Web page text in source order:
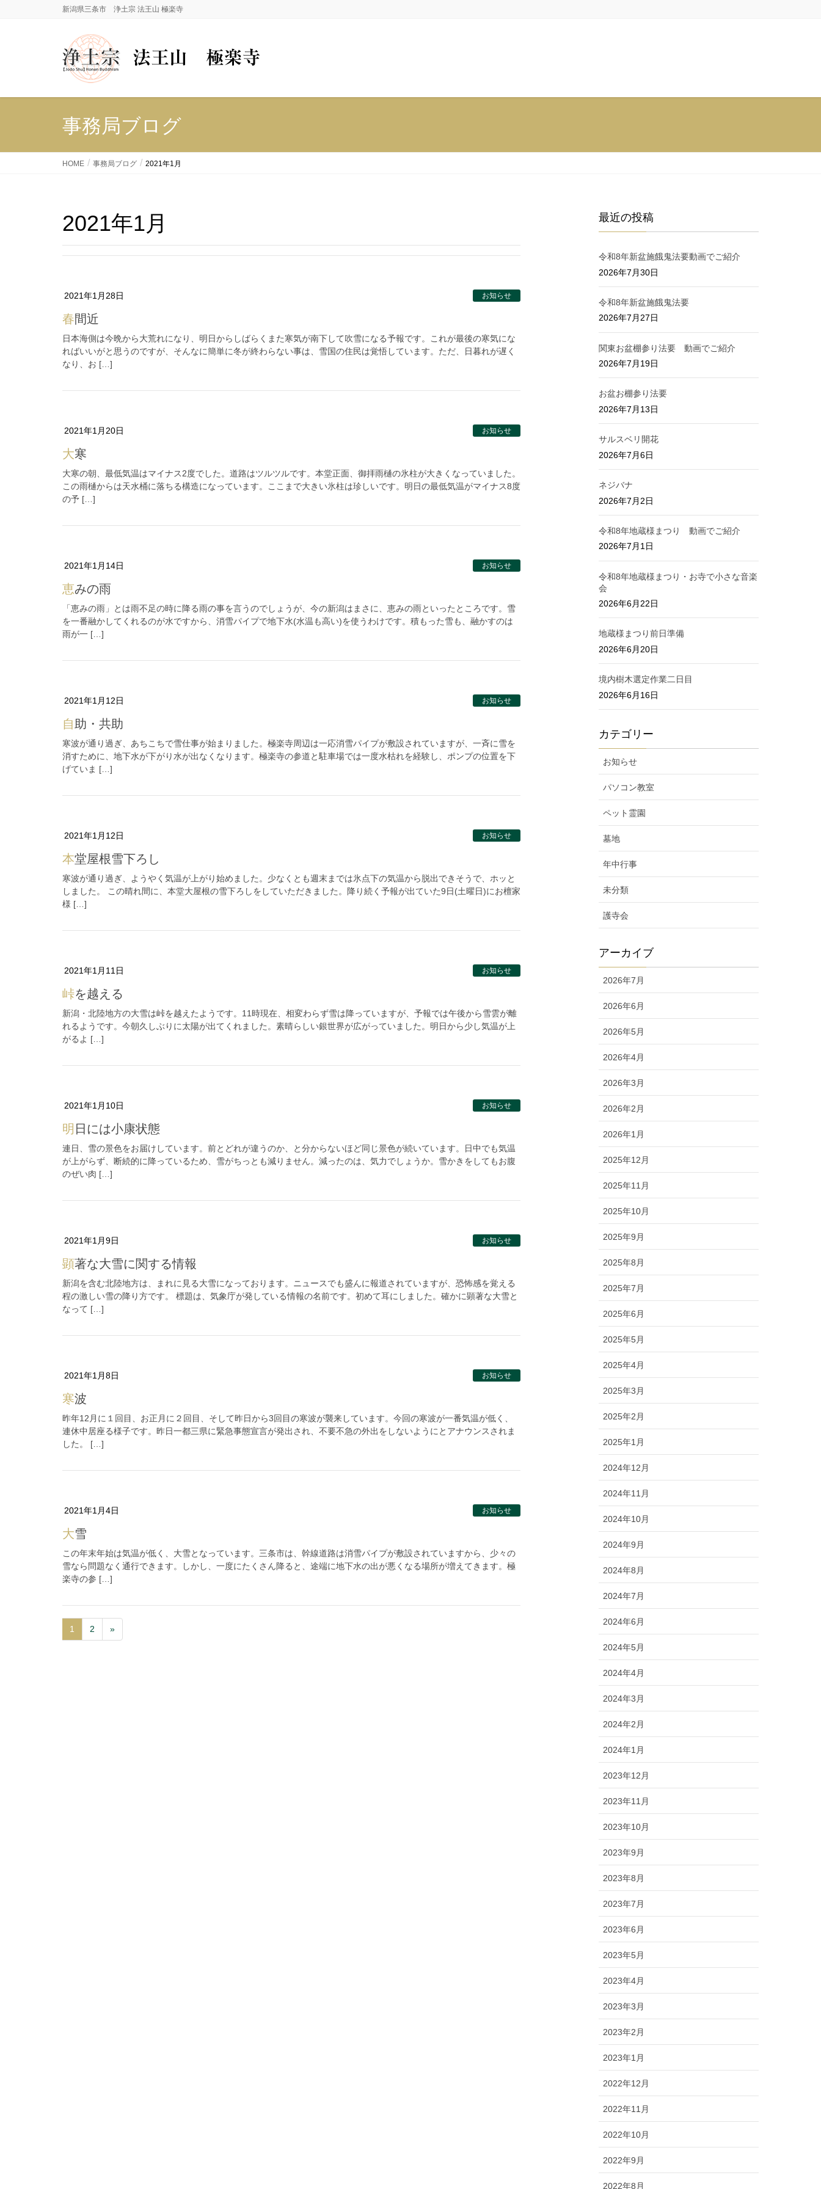
新潟県三条市 浄土宗 法王山 極楽寺
事務局ブログ
HOME 事務局ブログ 2021年1月
2021年1月
2021年1月28日 お知らせ
春間近
日本海側は今晩から大荒れになり、明日からしばらくまた寒気が南下して吹雪になる予報です。これが最後の寒気にな
ればいいがと思うのですが、そんなに簡単に冬が終わらない事は、雪国の住民は覚悟しています。ただ、日暮れが遅く
なり、お […]
2021年1月20日 お知らせ
大寒
大寒の朝、最低気温はマイナス2度でした。道路はツルツルです。本堂正面、御拝雨樋の氷柱が大きくなっていました。
この雨樋からは天水桶に落ちる構造になっています。ここまで大きい氷柱は珍しいです。明日の最低気温がマイナス8度
の予 […]
2021年1月14日 お知らせ
恵みの雨
「恵みの雨」とは雨不足の時に降る雨の事を言うのでしょうが、今の新潟はまさに、恵みの雨といったところです。雪
を一番融かしてくれるのが水ですから、消雪パイプで地下水(水温も高い)を使うわけです。積もった雪も、融かすのは
雨が一 […]
2021年1月12日 お知らせ
自助・共助
寒波が通り過ぎ、あちこちで雪仕事が始まりました。極楽寺周辺は一応消雪パイプが敷設されていますが、一斉に雪を
消すために、地下水が下がり水が出なくなります。極楽寺の参道と駐車場では一度水枯れを経験し、ポンプの位置を下
げていま […]
2021年1月12日 お知らせ
本堂屋根雪下ろし
寒波が通り過ぎ、ようやく気温が上がり始めました。少なくとも週末までは氷点下の気温から脱出できそうで、ホッと
しました。 この晴れ間に、本堂大屋根の雪下ろしをしていただきました。降り続く予報が出ていた9日(土曜日)にお檀家
様 […]
2021年1月11日 お知らせ
峠を越える
新潟・北陸地方の大雪は峠を越えたようです。11時現在、相変わらず雪は降っていますが、予報では午後から雪雲が離
れるようです。今朝久しぶりに太陽が出てくれました。素晴らしい銀世界が広がっていました。明日から少し気温が上
がるよ […]
2021年1月10日 お知らせ
明日には小康状態
連日、雪の景色をお届けしています。前とどれが違うのか、と分からないほど同じ景色が続いています。日中でも気温
が上がらず、断続的に降っているため、雪がちっとも減りません。減ったのは、気力でしょうか。雪かきをしてもお腹
のぜい肉 […]
2021年1月9日 お知らせ
顕著な大雪に関する情報
新潟を含む北陸地方は、まれに見る大雪になっております。ニュースでも盛んに報道されていますが、恐怖感を覚える
程の激しい雪の降り方です。 標題は、気象庁が発している情報の名前です。初めて耳にしました。確かに顕著な大雪と
なって […]
2021年1月8日 お知らせ
寒波
昨年12月に１回目、お正月に２回目、そして昨日から3回目の寒波が襲来しています。今回の寒波が一番気温が低く、
連休中居座る様子です。昨日一都三県に緊急事態宣言が発出され、不要不急の外出をしないようにとアナウンスされま
した。 […]
2021年1月4日 お知らせ
大雪
この年末年始は気温が低く、大雪となっています。三条市は、幹線道路は消雪パイプが敷設されていますから、少々の
雪なら問題なく通行できます。しかし、一度にたくさん降ると、途端に地下水の出が悪くなる場所が増えてきます。極
楽寺の参 […]
1 2 »
最近の投稿
令和8年新盆施餓鬼法要動画でご紹介
2026年7月30日
令和8年新盆施餓鬼法要
2026年7月27日
関東お盆棚参り法要 動画でご紹介
2026年7月19日
お盆お棚参り法要
2026年7月13日
サルスベリ開花
2026年7月6日
ネジバナ
2026年7月2日
令和8年地蔵様まつり 動画でご紹介
2026年7月1日
令和8年地蔵様まつり・お寺で小さな音楽
会
2026年6月22日
地蔵様まつり前日準備
2026年6月20日
境内樹木選定作業二日目
2026年6月16日
カテゴリー
お知らせ
パソコン教室
ペット霊園
墓地
年中行事
未分類
護寺会
アーカイブ
2026年7月
2026年6月
2026年5月
2026年4月
2026年3月
2026年2月
2026年1月
2025年12月
2025年11月
2025年10月
2025年9月
2025年8月
2025年7月
2025年6月
2025年5月
2025年4月
2025年3月
2025年2月
2025年1月
2024年12月
2024年11月
2024年10月
2024年9月
2024年8月
2024年7月
2024年6月
2024年5月
2024年4月
2024年3月
2024年2月
2024年1月
2023年12月
2023年11月
2023年10月
2023年9月
2023年8月
2023年7月
2023年6月
2023年5月
2023年4月
2023年3月
2023年2月
2023年1月
2022年12月
2022年11月
2022年10月
2022年9月
2022年8月